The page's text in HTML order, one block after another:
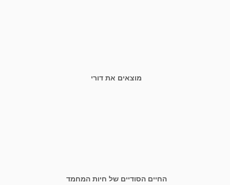
מוצאים את דורי
החיים הסודיים של חיות המחמד